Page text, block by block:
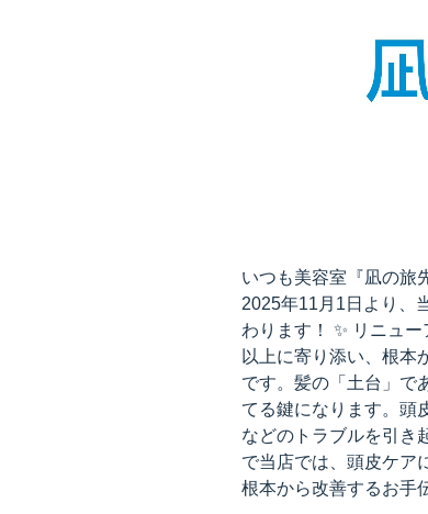
いつも美容室『凪の旅
2025年11月1日より、
わります！ ✨ リニュ
以上に寄り添い、根本
です。髪の「土台」で
てる鍵になります。頭
などのトラブルを引き
で当店では、頭皮ケア
根本から改善するお手